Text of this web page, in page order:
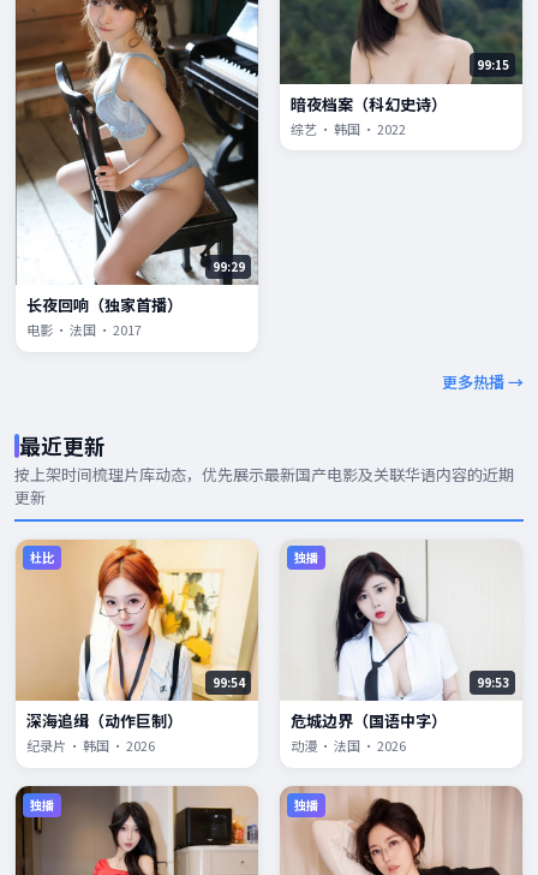
99:29
长夜回响（独家首播）
电影 · 法国 · 2017
99:15
暗夜档案（科幻史诗）
综艺 · 韩国 · 2022
更多热播 →
最近更新
按上架时间梳理片库动态，优先展示最新国产电影及关联华语内容的近期
更新
杜比
99:54
深海追缉（动作巨制）
纪录片 · 韩国 · 2026
独播
99:53
危城边界（国语中字）
动漫 · 法国 · 2026
独播 独播